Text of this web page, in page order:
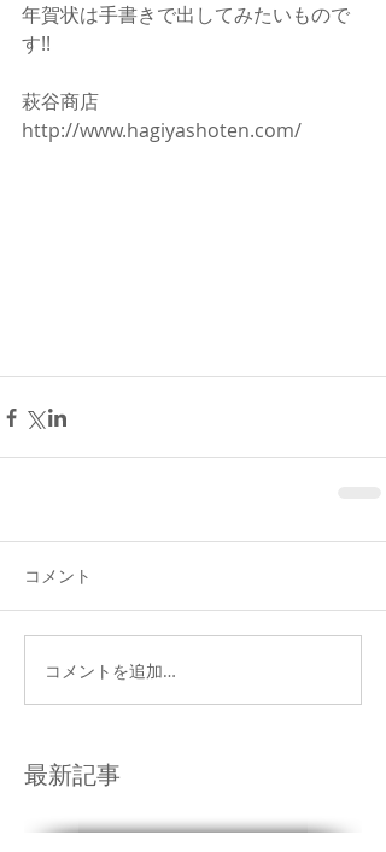
最新記事
年賀状は手書きで出してみたいもので
す!!
萩谷商店
http://www.hagiyashoten.com/
コメント
コメントを追加…